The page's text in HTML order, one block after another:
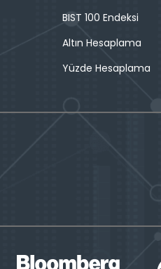
BIST 100 Endeksi
Altın Hesaplama
Yüzde Hesaplama